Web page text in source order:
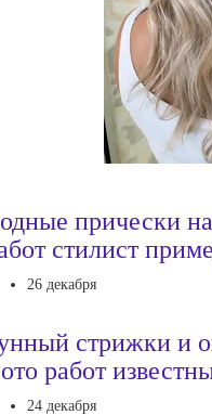
прически
стилист
26 декабря
стрижки и
работ
24 декабря